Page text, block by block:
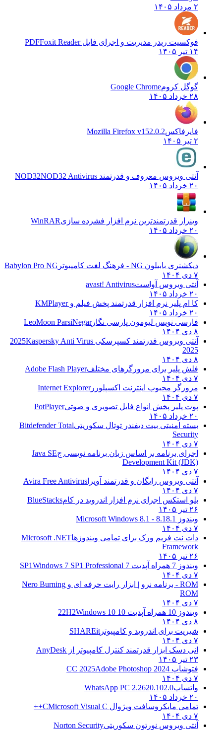
فوکسیت ریدر مدیریت و اجرای فایل PDFFoxit Reader
گوگل کروم Google Chrome
فایرفاکس Mozilla Firefox v152.0.2
آنتی ویروس معروف و قدرتمند NOD32NOD32 Antivirus
وینرار قدرتمندترین نرم افزار فشرده سازیWinRAR
دیکشنری بابیلون NG - فرهنگ لغت کامپیوتر
Babylon Pro NG
آنتی ویروس آواست avast! Antivirus
کا ام پلیر نرم افزار قدرتمند پخش فیلم و KMPlayer
فارسی نویس لیومون پارسی نگارLeoMoon ParsiNegar
آنتی ویروس قدرتمند کسپرسکی 2025Kaspersky Anti Virus
فلش پلیر برای مرورگرهای مختلف Adobe Flash Player
مرورگر محبوب اینترنت اکسپلوررInternet Explorer
پوت پلیر پخش انواع فایل تصویری و صوتیPotPlayer
بسته امنیتی بیت دیفندر توتال سکوریتیBitdefender Total
Security
اجرای برنامه بر اساس زبان برنامه نویسی جJava SE
Development Kit (JDK)
آنتی ویروس رایگان و قدرتمند آویراAvira Free Antivirus
بلو استکس اجرای نرم افزار اندروید در کام BlueStacks
ویندوز 8.1 8.1 - Microsoft Windows 8.1
دات نت فریم ورک برای تمامی ویندوزهاMicrosoft .NET
Framework
ویندوز 7 همراه آپدیت 7 SP1
Windows 7 SP1 Professional
ROM - برنامه نرو | ابزار رایت حرفه ای و
Nero Burning
ویندوز 10 همراه آپدیت 10 22H2
Windows 10
شیریت برای اندروید و کامپیوترSHAREit
انی دسک ابزار قدرتمند کنترل کامپیوتر ازAnyDesk
فتوشاپ CC 2025Adobe Photoshop 2024
واتساپWhatsApp PC 2.2620.102.0
تمامی مایکروسافت ویژوال CMicrosoft Visual C++
آنتی ویروس نورتون سکوریتیNorton Security